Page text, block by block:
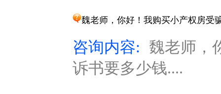
魏老师，你好！我购买小产权房受
咨询内容: 魏老师，
诉书要多少钱....